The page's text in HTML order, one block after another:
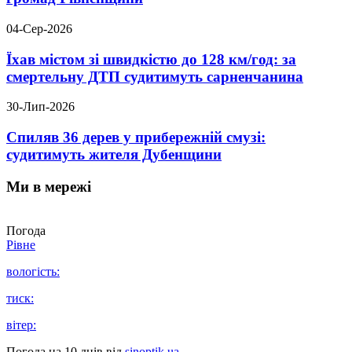
04-Сер-2026
Їхав містом зі швидкістю до 128 км/год: за
смертельну ДТП судитимуть сарненчанина
30-Лип-2026
Спиляв 36 дерев у прибережній смузі:
судитимуть жителя Дубенщини
Ми в мережі
Погода
Рівне
вологість:
тиск:
вітер: